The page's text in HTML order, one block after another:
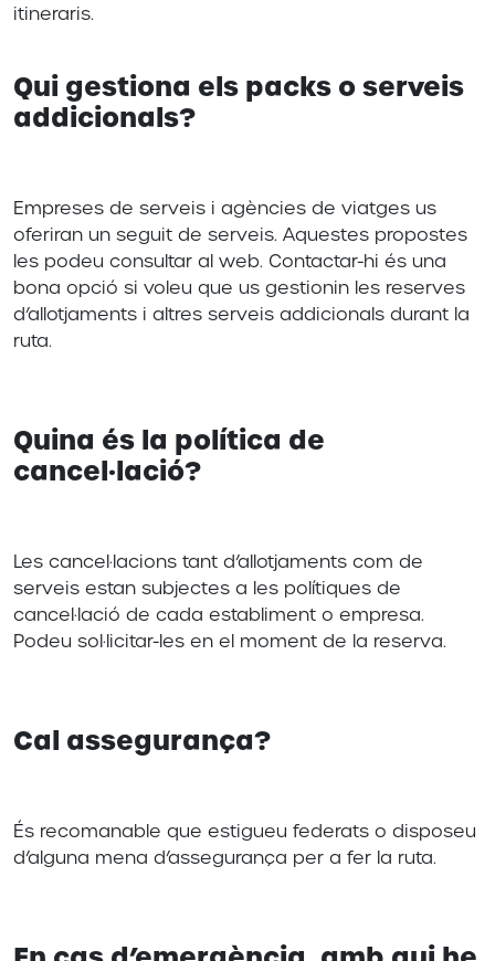
itineraris.
Qui gestiona els packs o serveis
addicionals?
Empreses de serveis i agències de viatges us
oferiran un seguit de serveis. Aquestes propostes
les podeu consultar al web. Contactar-hi és una
bona opció si voleu que us gestionin les reserves
d’allotjaments i altres serveis addicionals durant la
ruta.
Quina és la política de
cancel·lació?
Les cancel·lacions tant d’allotjaments com de
serveis estan subjectes a les polítiques de
cancel·lació de cada establiment o empresa.
Podeu sol·licitar-les en el moment de la reserva.
Cal assegurança?
És recomanable que estigueu federats o disposeu
d’alguna mena d’assegurança per a fer la ruta.